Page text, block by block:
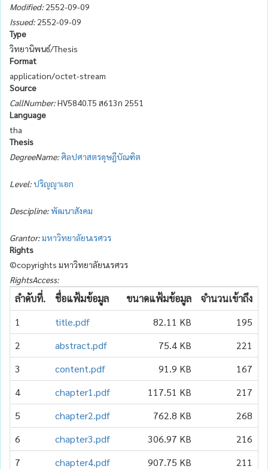
Modified: 2552-09-09
Issued: 2552-09-09
Type
วิทยานิพนธ์/Thesis
Format
application/octet-stream
Source
CallNumber:HV5840.T5 ส613ก 2551
Language
tha
Thesis
DegreeName: ศิลปศาสตรดุษฎีบัณฑิต
Level:ปริญญาเอก
Descipline:พัฒนาสังคม
Grantor:มหาวิทยาลัยนเรศวร
Rights
©copyrights มหาวิทยาลัยนเรศวร
RightsAccess:
ลำดับที่. ชื่อแฟ้มข้อมูล ขนาดแฟ้มข้อมูล จำนวนเข้าถึง
1
title.pdf 82.11 KB 195
2
abstract.pdf 75.4 KB 221
3
content.pdf 91.9 KB 167
4
chapter1.pdf 117.51 KB 217
5
chapter2.pdf 762.8 KB 268
6
chapter3.pdf 306.97 KB 216
7
chapter4.pdf 907.75 KB 211